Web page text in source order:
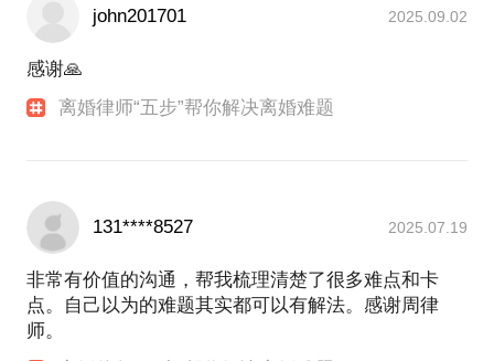
john201701 2025.09.02
感谢🙏
离婚律师“五步”帮你解决离婚难题
131****8527 2025.07.19
非常有价值的沟通，帮我梳理清楚了很多难点和卡
点。自己以为的难题其实都可以有解法。感谢周律
师。